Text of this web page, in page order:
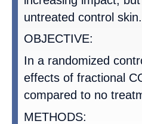
untreated control skin.
OBJECTIVE:
In a randomized
effects of fractional
compared to no
METHODS: